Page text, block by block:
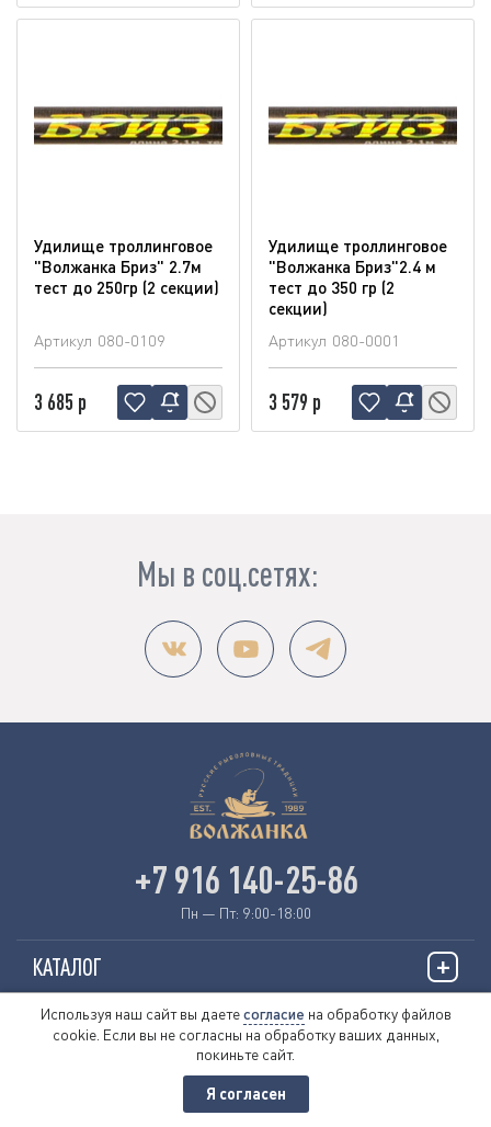
Удилище троллинговое
"Волжанка Бриз" 2.7м
тест до 250гр (2 секции)
Артикул 080-0109
3 685 р
Удилище троллинговое
"Волжанка Бриз"2.4 м
тест до 350 гр (2
секции)
Артикул 080-0001
3 579 р
Мы в соц.сетях:
КАТАЛОГ
ИНФОРМАЦИЯ
+7 916 140-25-86
Пн — Пт: 9:00-18:00
Используя наш сайт вы даетесогласие на обработку файлов
cookie. Если вы не согласны на обработку ваших данных,
покиньте сайт.
Я согласен